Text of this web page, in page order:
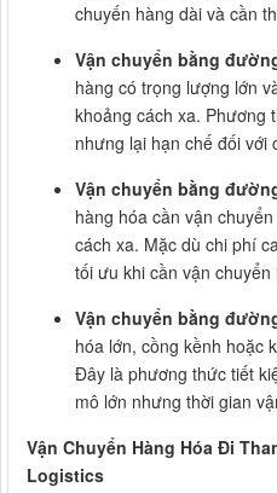
chuyến hàng dài và cần
Vận chuyển bằng
hàng có trọng lượng lớn
khoảng cách xa. Phương
nhưng lại hạn chế đối với
Vận chuyển bằng
hàng hóa cần vận
cách xa. Mặc dù chi phí
tối ưu khi cần vận
Vận chuyển bằng
hóa lớn, cồng kềnh hoặc
Đây là phương thức tiết
mô lớn nhưng thời gian
Vận Chuyển Hàng Hóa Đi
Logistics